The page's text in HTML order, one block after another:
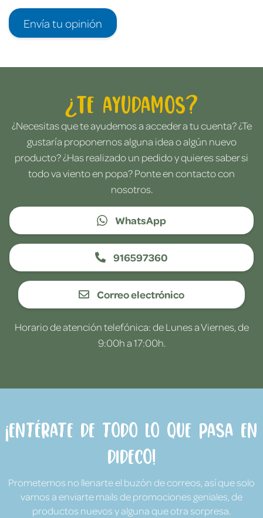
Envía tu opinión
¿Te ayudamos?
¿Necesitas que te ayudemos a acceder a tu cuenta? ¿Te
gustaría proponernos alguna idea o algún nuevo
producto? ¿Has realizado un pedido y quieres saber si
todo va viento en popa? Ponte en contacto con
nosotros.
WhatsApp
916597360
Correo electrónico
Horario de atención telefónica: de Lunes a Viernes, de
9:00h a 17:00h.
¡Entérate de todo lo que pasa en
Dideco!
Prometemos no llenarte el buzón de correos, así que solo
vamos a enviarte mails de promociones geniales, de
productos nuevos y alguna que otra sorpresa.